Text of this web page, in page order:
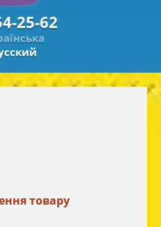
25-62
товару